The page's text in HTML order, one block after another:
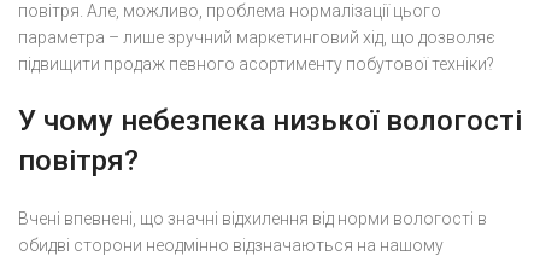
повітря. Але, можливо, проблема нормалізації цього
параметра – лише зручний маркетинговий хід, що дозволяє
підвищити продаж певного асортименту побутової техніки?
У чому небезпека низької вологості
повітря?
Вчені впевнені, що значні відхилення від норми вологості в
обидві сторони неодмінно відзначаються на нашому